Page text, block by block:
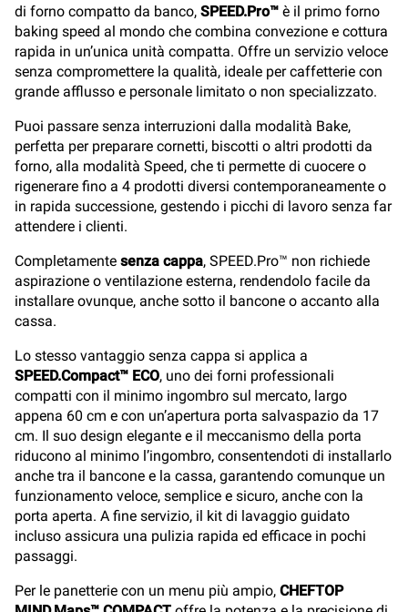
di forno compatto da banco, SPEED.Pro™ è il primo forno
baking speed al mondo che combina convezione e cottura
rapida in un’unica unità compatta. Offre un servizio veloce
senza compromettere la qualità, ideale per caffetterie con
grande afflusso e personale limitato o non specializzato.
Puoi passare senza interruzioni dalla modalità Bake,
perfetta per preparare cornetti, biscotti o altri prodotti da
forno, alla modalità Speed, che ti permette di cuocere o
rigenerare fino a 4 prodotti diversi contemporaneamente o
in rapida successione, gestendo i picchi di lavoro senza far
attendere i clienti.
Completamente senza cappa, SPEED.Pro™ non richiede
aspirazione o ventilazione esterna, rendendolo facile da
installare ovunque, anche sotto il bancone o accanto alla
cassa.
Lo stesso vantaggio senza cappa si applica a
SPEED.Compact™ ECO, uno dei forni professionali
compatti con il minimo ingombro sul mercato, largo
appena 60 cm e con un’apertura porta salvaspazio da 17
cm. Il suo design elegante e il meccanismo della porta
riducono al minimo l’ingombro, consentendoti di installarlo
anche tra il bancone e la cassa, garantendo comunque un
funzionamento veloce, semplice e sicuro, anche con la
porta aperta. A fine servizio, il kit di lavaggio guidato
incluso assicura una pulizia rapida ed efficace in pochi
passaggi.
Per le panetterie con un menu più ampio, CHEFTOP